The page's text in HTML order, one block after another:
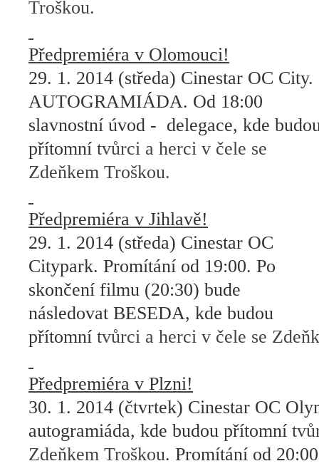
Troškou.
Předpremiéra v Olomouci!
29. 1. 2014 (středa) Cinestar OC City.
AUTOGRAMIÁDA. Od 18:00
slavnostní úvod - delegace, kde
přítomní tvůrci a herci v čele se
Zdeňkem Troškou.
Předpremiéra v Jihlavě!
29. 1. 2014 (středa) Cinestar OC
Citypark. Promítání od 19:00. Po
skončení filmu (20:30) bude
následovat BESEDA, kde budou
přítomní tvůrci a herci v čele se
Předpremiéra v Plzni!
30. 1. 2014 (čtvrtek) Cinestar OC
autogramiáda, kde budou přítomní
Zdeňkem Troškou. Promítání od